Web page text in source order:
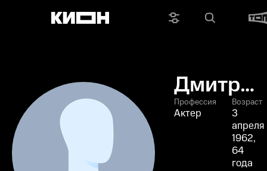
Дмитрий
Зарубин
Профессия
Актер
Возраст
3
апреля
1962,
64
года